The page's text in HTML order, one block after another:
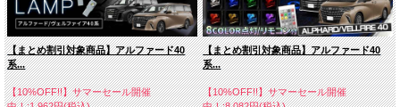
【まとめ割引対象商品】アルファード40
系...
【10%OFF!!】サマーセール開催
【まとめ割引対象商品】アルファード40
系...
【10%OFF!!】サマーセール開催